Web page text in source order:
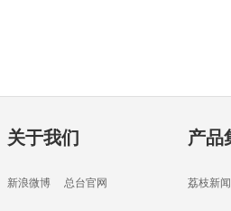
关于我们
新浪微博 总台官网
产品
荔枝新闻